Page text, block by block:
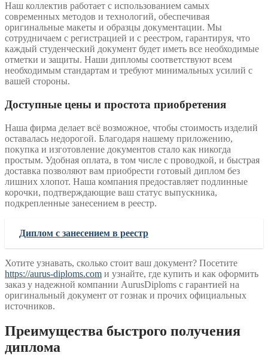
Наш коллектив работает с использованием самых
современных методов и технологий, обеспечивая
оригинальные макеты и образцы документации. Мы
сотрудничаем с регистрацией и с реестром, гарантируя, что
каждый студенческий документ будет иметь все необходимые
отметки и защиты. Наши дипломы соответствуют всем
необходимым стандартам и требуют минимальных усилий с
вашей стороны.
Доступные цены и простота приобретения
Наша фирма делает всё возможное, чтобы стоимость изделий
оставалась недорогой. Благодаря нашему приложению,
покупка и изготовление документов стало как никогда
простым. Удобная оплата, в том числе с проводкой, и быстрая
доставка позволяют вам приобрести готовый диплом без
лишних хлопот. Наша компания предоставляет подлинные
корочки, подтверждающие ваш статус выпускника,
подкрепленные занесением в реестр.
Диплом с занесением в реестр
Хотите узнавать, сколько стоит ваш документ? Посетите
https://aurus-diploms.com и узнайте, где купить и как оформить
заказ у надежной компании AurusDiploms с гарантией на
оригинальный документ от гознак и прочих официальных
источников.
Преимущества быстрого получения
диплома